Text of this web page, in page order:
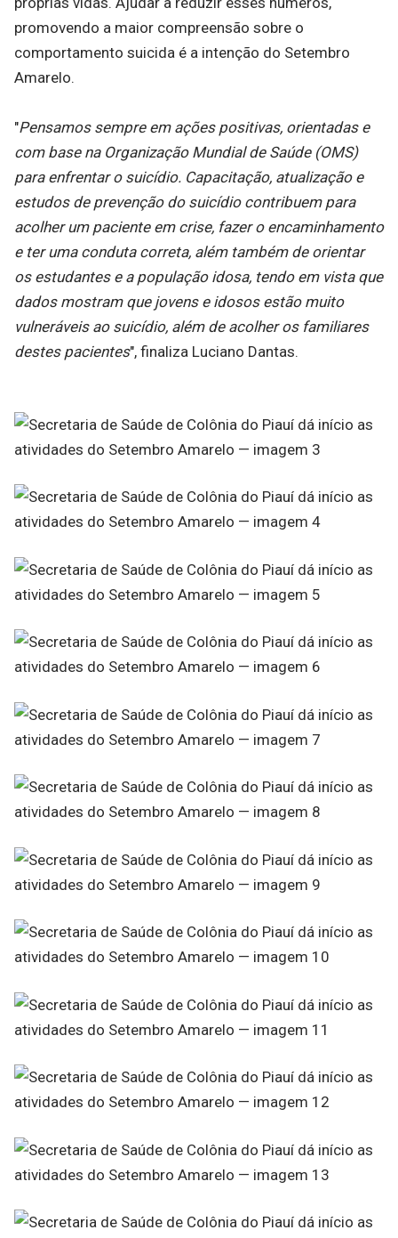
promovendo a maior compreensão sobre o
comportamento suicida é a intenção do Setembro
Amarelo.
"Pensamos sempre em ações positivas, orientadas e
com base na Organização Mundial de Saúde (OMS)
para enfrentar o suicídio. Capacitação, atualização e
estudos de prevenção do suicídio contribuem para
acolher um paciente em crise, fazer o encaminhamento
e ter uma conduta correta, além também de orientar
os estudantes e a população idosa, tendo em vista que
dados mostram que jovens e idosos estão muito
vulneráveis ao suicídio, além de acolher os familiares
destes pacientes", finaliza Luciano Dantas.